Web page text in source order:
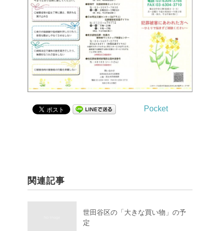
Pocket
関連記事
世田谷区の「大きな買い物」の予
定